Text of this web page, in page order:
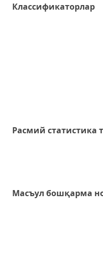
Классификаторлар
Расмий статистика
Масъул бошқарма